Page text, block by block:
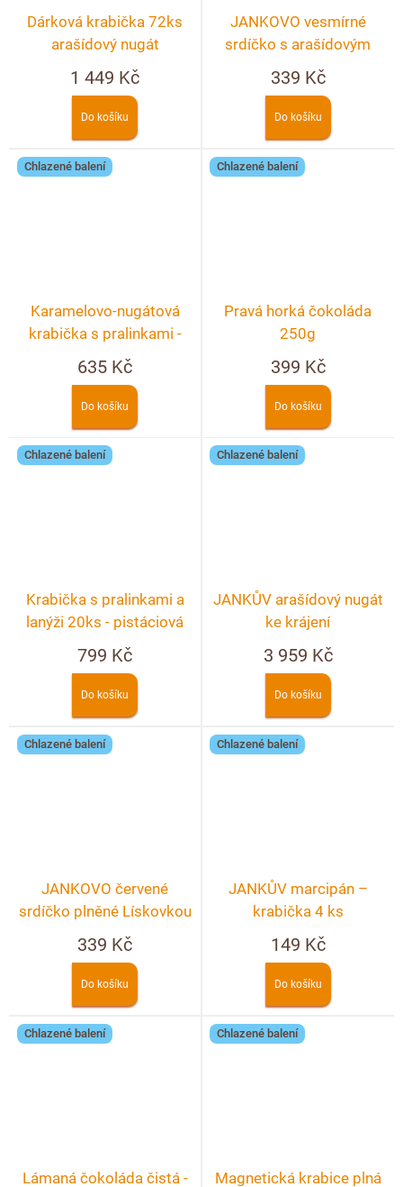
Dárková krabička 72ks
arašídový nugát
1 449 Kč
Do košíku
JANKOVO vesmírné
srdíčko s arašídovým
nugátem – crunchy 90g
339 Kč
Do košíku
Chlazené balení
Karamelovo-nugátová
krabička s pralinkami -
635 Kč
Do košíku
Chlazené balení
Pravá horká čokoláda
250g
399 Kč
Do košíku
Chlazené balení
Krabička s pralinkami a
lanýži 20ks - pistáciová
799 Kč
Do košíku
Chlazené balení
JANKŮV arašídový nugát
ke krájení
3 959 Kč
Do košíku
Chlazené balení
JANKOVO červené
srdíčko plněné Lískovkou
– crunchy 90g
339 Kč
Do košíku
Chlazené balení
JANKŮV marcipán –
krabička 4 ks
149 Kč
Do košíku
Chlazené balení
Lámaná čokoláda čistá -
Chlazené balení
Magnetická krabice plná